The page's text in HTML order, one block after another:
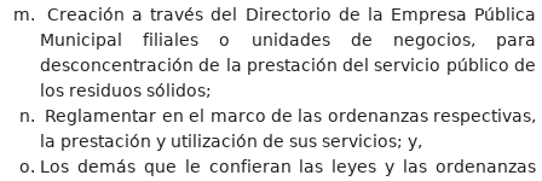
Creación a través del Directorio de la Empresa Pública
Municipal filiales o unidades de negocios, para
desconcentración de la prestación del servicio público de
los residuos sólidos;
Reglamentar en el marco de las ordenanzas respectivas,
la prestación y utilización de sus servicios; y,
Los demás que le confieran las leyes y las ordenanzas